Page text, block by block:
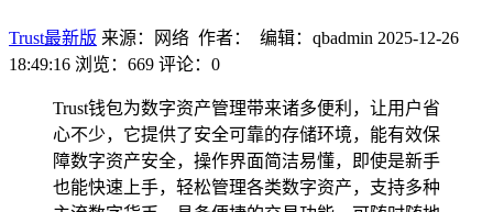
Trust最新版 来源：网络 作者： 编辑：qbadmin 2025-12-26
18:49:16 浏览：669 评论：0
Trust钱包为数字资产管理带来诸多便利，让用户省
心不少，它提供了安全可靠的存储环境，能有效保
障数字资产安全，操作界面简洁易懂，即使是新手
也能快速上手，轻松管理各类数字资产，支持多种